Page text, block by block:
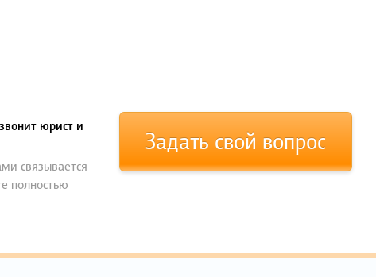
юрист и
связывается
полностью
Задать свой вопрос